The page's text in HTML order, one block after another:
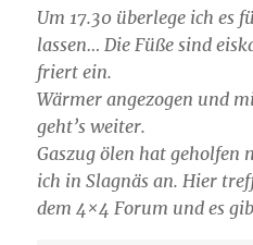
Um 17.30 überlege ich es
lassen… Die Füße sind
friert ein.
Wärmer angezogen und
geht’s weiter.
Gaszug ölen hat geholfen
ich in Slagnäs an. Hier
dem 4×4 Forum und es